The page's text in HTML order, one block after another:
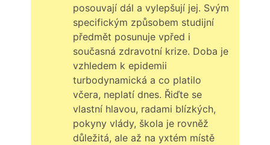
posouvají dál a vylepšují jej. Svým
specifickým způsobem studijní
předmět posunuje vpřed i
současná zdravotní krize. Doba je
vzhledem k epidemii
turbodynamická a co platilo
včera, neplatí dnes. Řiďte se
vlastní hlavou, radami blízkých,
pokyny vlády, škola je rovněž
důležitá, ale až na yxtém místě